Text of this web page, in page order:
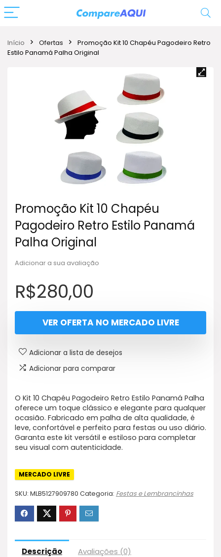
Início Ofertas
Promoção Kit 10 Chapéu Pagodeiro Retro
Estilo Panamá Palha Original
Promoção Kit 10 Chapéu
Pagodeiro Retro Estilo Panamá
Palha Original
Adicionar a sua avaliação
R$280,00
VER OFERTA NO MERCADO LIVRE
Adicionar a lista de desejos
Adicionar para comparar
O Kit 10 Chapéu Pagodeiro Retro Estilo Panamá Palha
oferece um toque clássico e elegante para qualquer
ocasião. Fabricado em palha de alta qualidade, é
leve, confortável e perfeito para festas ou uso diário.
Garanta este kit versátil e estiloso para completar
seu visual com autenticidade.
MERCADO LIVRE
SKU: MLB5127909780 Categoria: Festas e Lembrancinhas
Descrição Avaliações (0)